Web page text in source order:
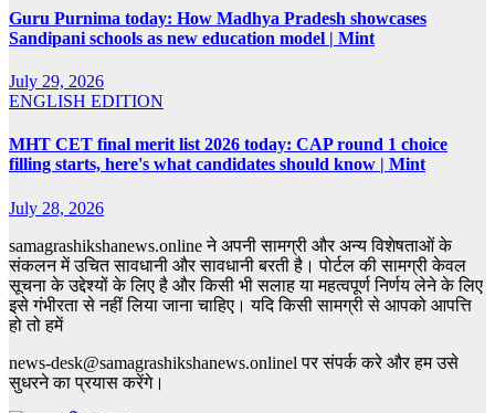
Guru Purnima today: How Madhya Pradesh showcases
Sandipani schools as new education model | Mint
July 29, 2026
ENGLISH EDITION
MHT CET final merit list 2026 today: CAP round 1 choice
filling starts, here's what candidates should know | Mint
July 28, 2026
samagrashikshanews.online ने अपनी सामग्री और अन्य विशेषताओं के
संकलन में उचित सावधानी और सावधानी बरती है। पोर्टल की सामग्री केवल
सूचना के उद्देश्यों के लिए है और किसी भी सलाह या महत्वपूर्ण निर्णय लेने के लिए
इसे गंभीरता से नहीं लिया जाना चाहिए। यदि किसी सामग्री से आपको आपत्ति
हो तो हमें
news-desk@samagrashikshanews.onlinel पर संपर्क करे और हम उसे
सुधरने का प्रयास करेंगे।